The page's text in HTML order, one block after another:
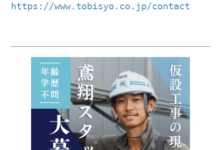
https://www.tobisyo.co.jp/contact